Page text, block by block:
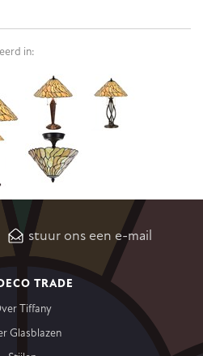
in:
stuur ons een e-mail
TRADE
Tiffany
Glasblazen